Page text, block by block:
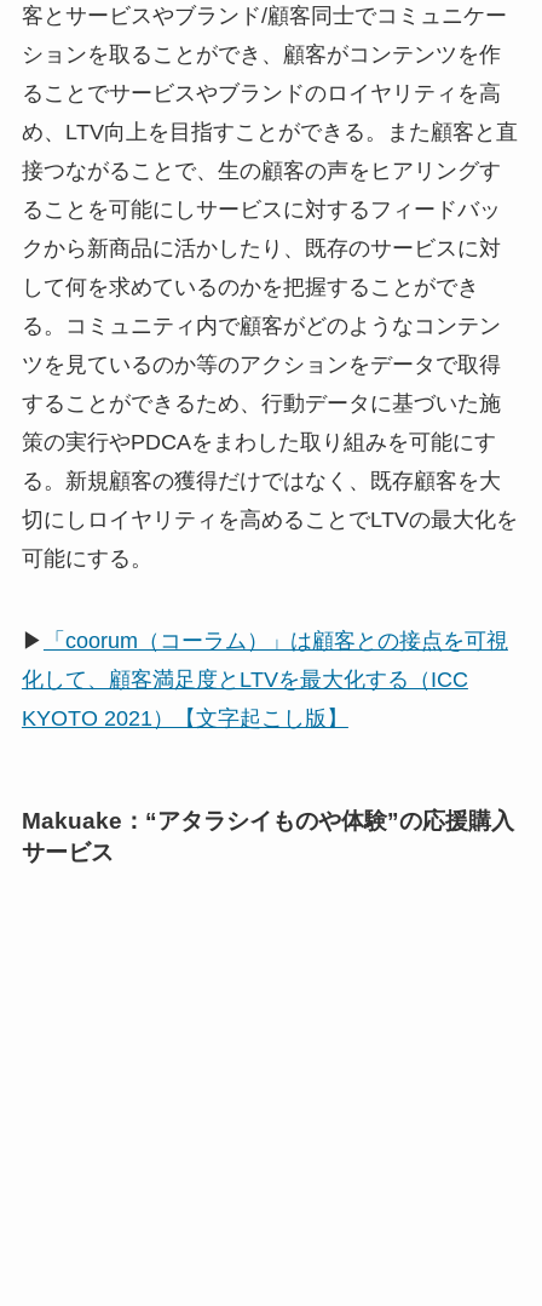
客とサービスやブランド/顧客同士でコミュニケー
ションを取ることができ、顧客がコンテンツを作
ることでサービスやブランドのロイヤリティを高
め、LTV向上を目指すことができる。また顧客と直
接つながることで、生の顧客の声をヒアリングす
ることを可能にしサービスに対するフィードバッ
クから新商品に活かしたり、既存のサービスに対
して何を求めているのかを把握することができ
る。コミュニティ内で顧客がどのようなコンテン
ツを見ているのか等のアクションをデータで取得
することができるため、行動データに基づいた施
策の実行やPDCAをまわした取り組みを可能にす
る。新規顧客の獲得だけではなく、既存顧客を大
切にしロイヤリティを高めることでLTVの最大化を
可能にする。
▶ 「coorum（コーラム）」は顧客との接点を可視
化して、顧客満足度とLTVを最大化する（ICC
KYOTO 2021）【文字起こし版】
Makuake：“アタラシイものや体験”の応援購入
サービス